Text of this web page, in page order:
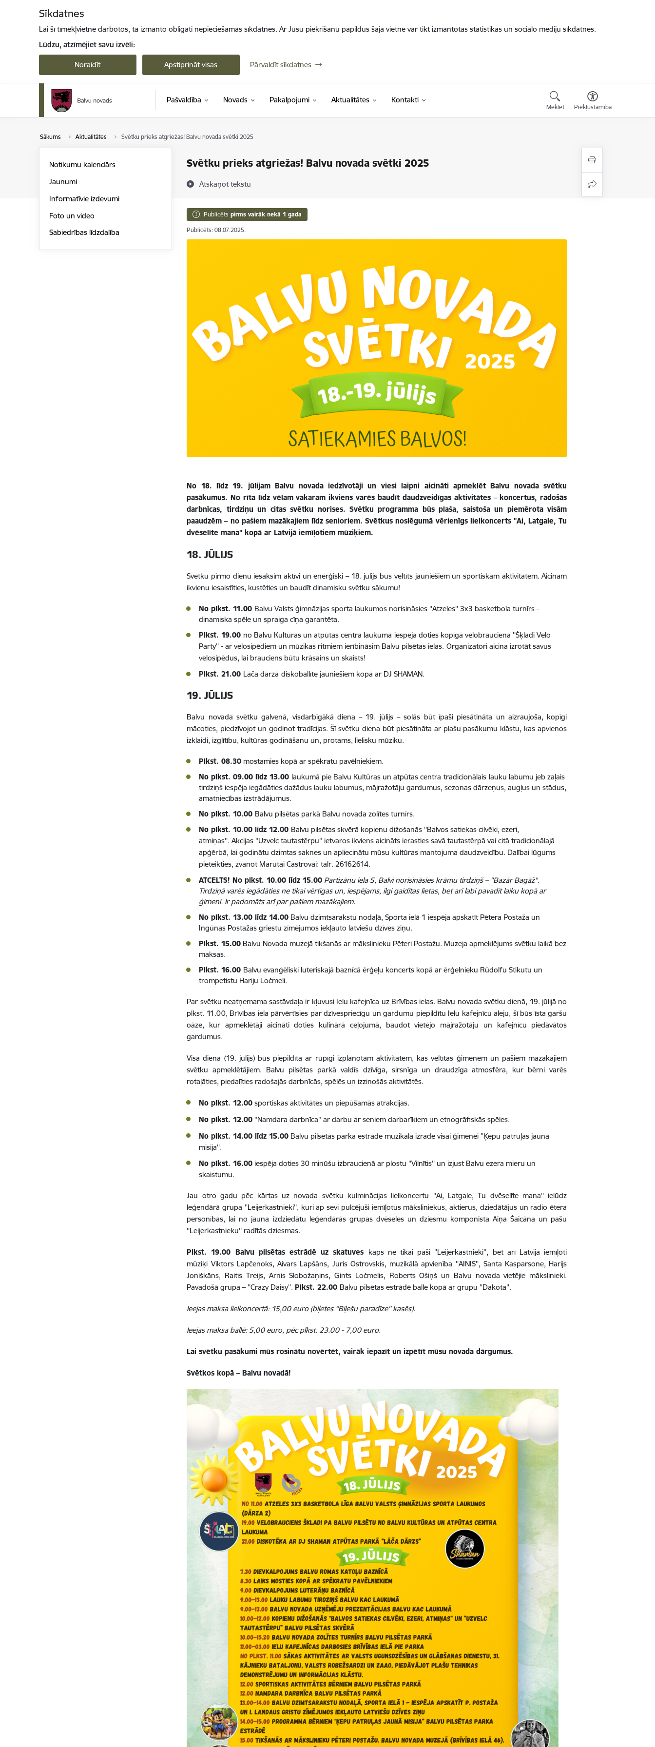
Sīkdatnes
Lai šī tīmekļvietne darbotos, tā izmanto obligāti nepieciešamās sīkdatnes. Ar Jūsu piekrišanu papildus šajā vietnē var tikt izmantotas statistikas un sociālo mediju sīkdatnes.
Lūdzu, atzīmējiet savu izvēli:
Noraidīt Apstiprināt visas Pārvaldīt sīkdatnes
Pašvaldība Novads Pakalpojumi Aktualitātes Kontakti
Meklēt Piekļūstamība
Sākums Aktualitātes Svētku prieks atgriežas! Balvu novada svētki 2025
Svētku prieks atgriežas! Balvu novada svētki 2025
Atskaņot tekstu
Notikumu kalendārs
Jaunumi
Informatīvie izdevumi
Foto un video
Sabiedrības līdzdalība
Publicēts pirms vairāk nekā 1 gada
Publicēts: 08.07.2025.
No 18. līdz 19. jūlijam Balvu novada iedzīvotāji un viesi laipni aicināti apmeklēt Balvu novada svētku
pasākumus. No rīta līdz vēlam vakaram ikviens varēs baudīt daudzveidīgas aktivitātes – koncertus, radošās
darbnīcas, tirdziņu un citas svētku norises. Svētku programma būs plaša, saistoša un piemērota visām
paaudzēm – no pašiem mazākajiem līdz senioriem. Svētkus noslēgumā vērienīgs lielkoncerts "Ai, Latgale, Tu
dvēselīte mana" kopā ar Latvijā iemīļotiem mūziķiem.
18. JŪLIJS
Svētku pirmo dienu iesāksim aktīvi un enerģiski – 18. jūlijs būs veltīts jauniešiem un sportiskām aktivitātēm. Aicinām
ikvienu iesaistīties, kustēties un baudīt dinamisku svētku sākumu!
No plkst. 11.00 Balvu Valsts ģimnāzijas sporta laukumos norisināsies ''Atzeles'' 3x3 basketbola turnīrs -
dinamiska spēle un spraiga cīņa garantēta.
Plkst. 19.00 no Balvu Kultūras un atpūtas centra laukuma iespēja doties kopīgā velobraucienā ''Šķladi Velo
Party'' - ar velosipēdiem un mūzikas ritmiem ierībināsim Balvu pilsētas ielas. Organizatori aicina izrotāt savus
velosipēdus, lai brauciens būtu krāsains un skaists!
Plkst. 21.00 Lāča dārzā diskoballīte jauniešiem kopā ar DJ SHAMAN.
19. JŪLIJS
Balvu novada svētku galvenā, visdarbīgākā diena – 19. jūlijs – solās būt īpaši piesātināta un aizraujoša, kopīgi
mācoties, piedzīvojot un godinot tradīcijas. Šī svētku diena būt piesātināta ar plašu pasākumu klāstu, kas apvienos
izklaidi, izglītību, kultūras godināšanu un, protams, lielisku mūziku.
Plkst. 08.30 mostamies kopā ar spēkratu pavēlniekiem.
No plkst. 09.00 līdz 13.00 laukumā pie Balvu Kultūras un atpūtas centra tradicionālais lauku labumu jeb zaļais
tirdziņš iespēja iegādāties dažādus lauku labumus, mājražotāju gardumus, sezonas dārzeņus, augļus un stādus,
amatniecības izstrādājumus.
No plkst. 10.00 Balvu pilsētas parkā Balvu novada zolītes turnīrs.
No plkst. 10.00 līdz 12.00 Balvu pilsētas skvērā kopienu dižošanās ''Balvos satiekas cilvēki, ezeri,
atmiņas''.Akcijas "Uzvelc tautastērpu" ietvaros ikviens aicināts ierasties savā tautastērpā vai citā tradicionālajā
apģērbā, lai godinātu dzimtas saknes un apliecinātu mūsu kultūras mantojuma daudzveidību. Dalībai lūgums
pieteikties, zvanot Marutai Castrovai: tālr. 26162614.
ATCELTS! No plkst. 10.00 līdz 15.00 Partizānu iela 5, Balvi norisināsies krāmu tirdziņš – "Bazār Bagāž".
Tirdziņā varēs iegādāties ne tikai vērtīgas un, iespējams, ilgi gaidītas lietas, bet arī labi pavadīt laiku kopā ar
ģimeni. Ir padomāts arī par pašiem mazākajiem.
No plkst. 13.00 līdz 14.00 Balvu dzimtsarakstu nodaļā, Sporta ielā 1 iespēja apskatīt Pētera Postaža un
Ingūnas Postažas griestu zīmējumos iekļauto latviešu dzīves ziņu.
Plkst. 15.00 Balvu Novada muzejā tikšanās ar mākslinieku Pēteri Postažu. Muzeja apmeklējums svētku laikā bez
maksas.
Plkst. 16.00 Balvu evanģēliski luteriskajā baznīcā ērģeļu koncerts kopā ar ērģelnieku Rūdolfu Stikutu un
trompetistu Hariju Ločmeli.
Par svētku neatņemama sastāvdaļa ir kļuvusi Ielu kafejnīca uz Brīvības ielas. Balvu novada svētku dienā, 19. jūlijā no
plkst. 11.00, Brīvības iela pārvērtīsies par dzīvespriecīgu un gardumu piepildītu Ielu kafejnīcu aleju, šī būs īsta garšu
oāze, kur apmeklētāji aicināti doties kulinārā ceļojumā, baudot vietējo mājražotāju un kafejnīcu piedāvātos
gardumus.
Visa diena (19. jūlijs) būs piepildīta ar rūpīgi izplānotām aktivitātēm, kas veltītas ģimenēm un pašiem mazākajiem
svētku apmeklētājiem. Balvu pilsētas parkā valdīs dzīvīga, sirsnīga un draudzīga atmosfēra, kur bērni varēs
rotaļāties, piedalīties radošajās darbnīcās, spēlēs un izzinošās aktivitātēs.
No plkst. 12.00 sportiskas aktivitātes un piepūšamās atrakcijas.
No plkst. 12.00 "Namdara darbnīca" ar darbu ar seniem darbarīkiem un etnogrāfiskās spēles.
No plkst. 14.00 līdz 15.00 Balvu pilsētas parka estrādē muzikāla izrāde visai ģimenei ''Ķepu patruļas jaunā
misija''.
No plkst. 16.00 iespēja doties 30 minūšu izbraucienā ar plostu ''Vilnītis'' un izjust Balvu ezera mieru un
skaistumu.
Jau otro gadu pēc kārtas uz novada svētku kulminācijas lielkoncertu ''Ai, Latgale, Tu dvēselīte mana'' ielūdz
leģendārā grupa ''Leijerkastnieki'', kuri ap sevi pulcējuši iemīļotus māksliniekus, aktierus, dziedātājus un radio ētera
personības, lai no jauna izdziedātu leģendārās grupas dvēseles un dziesmu komponista Aiņa Šaicāna un pašu
''Leijerkastnieku'' radītās dziesmas.
Plkst. 19.00 Balvu pilsētas estrādē uz skatuves kāps ne tikai paši ''Leijerkastnieki'', bet arī Latvijā iemīļoti
mūziķi Viktors Lapčenoks, Aivars Lapšāns, Juris Ostrovskis, muzikālā apvienība ''AINIS'', Santa Kasparsone, Harijs
Joniškāns, Raitis Treijs, Arnis Slobožaņins, Gints Ločmelis, Roberts Ošiņš un Balvu novada vietējie mākslinieki.
Pavadošā grupa – ''Crazy Daisy''.Plkst. 22.00 Balvu pilsētas estrādē balle kopā ar grupu ''Dakota''.
Ieejas maksa lielkoncertā: 15,00 euro (biļetes ‘’Biļešu paradīze’’ kasēs).
Ieejas maksa ballē: 5,00 euro, pēc plkst. 23.00 - 7,00 euro.
Lai svētku pasākumi mūs rosinātu novērtēt, vairāk iepazīt un izpētīt mūsu novada dārgumus.
Svētkos kopā – Balvu novadā!